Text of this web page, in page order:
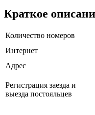
Краткое
Количество номеров
Интернет
Адрес
Регистрация заезда и
выезда постояльцев